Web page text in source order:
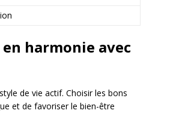
harmonie avec
de vie actif. Choisir les bons
et de favoriser le bien-être